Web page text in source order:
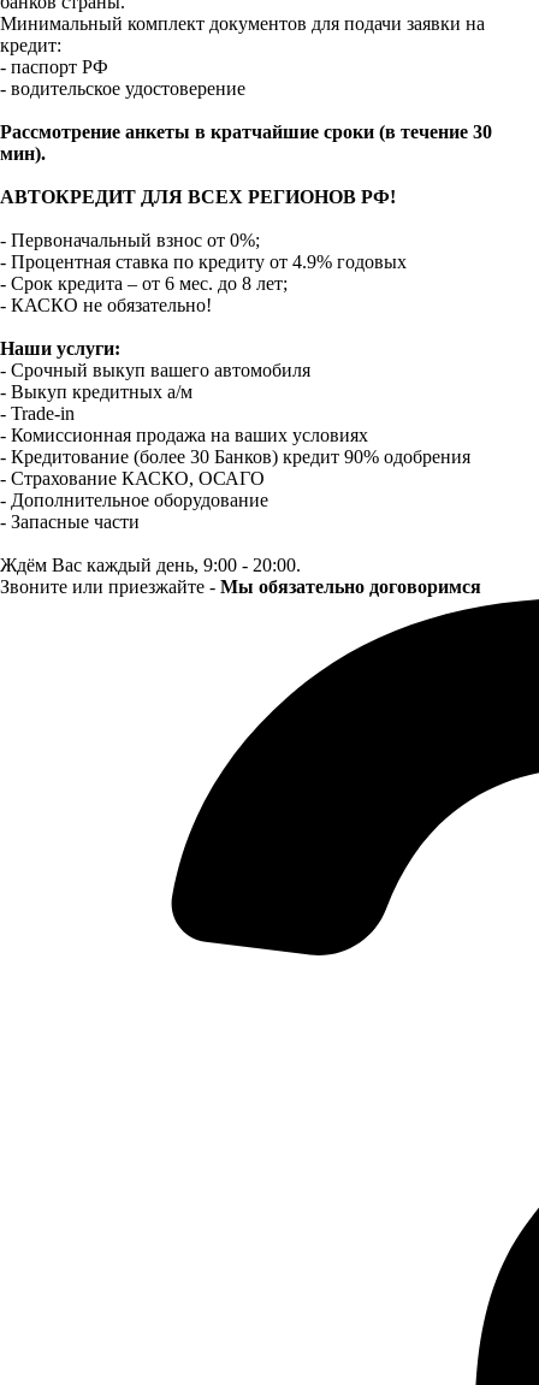
Минимальный комплект документов для подачи заявки на
кредит:
- паспорт РФ
- водительское удостоверение
Рассмотрение анкеты в кратчайшие сроки (в течение 30
мин).
АВТОКРЕДИТ ДЛЯ ВСЕХ РЕГИОНОВ РФ!
- Первоначальный взнос от 0%;
- Процентная ставка по кредиту от 4.9% годовых
- Срок кредита – от 6 мес. до 8 лет;
- КАСКО не обязательно!
Наши услуги:
- Срочный выкуп вашего автомобиля
- Выкуп кредитных а/м
- Trade-in
- Комиссионная продажа на ваших условиях
- Кредитование (более 30 Банков) кредит 90% одобрения
- Страхование КАСКО, ОСАГО
- Дополнительное оборудование
- Запасные части
Ждём Вас каждый день, 9:00 - 20:00.
Звоните или приезжайте - Мы обязательно договоримся